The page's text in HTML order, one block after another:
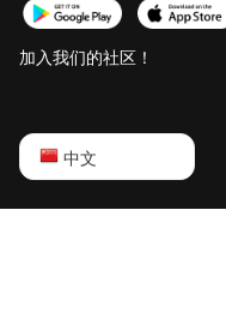
加入我们的社区！
中文
English